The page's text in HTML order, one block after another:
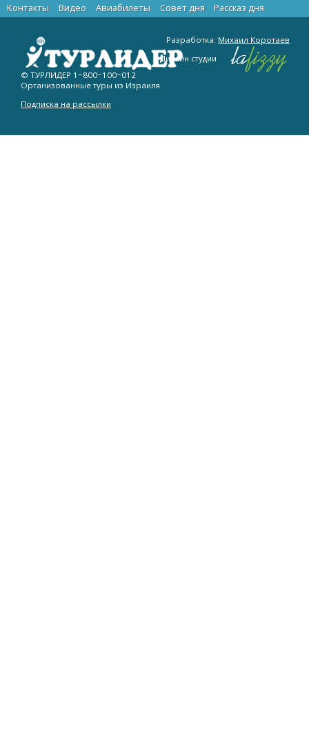
Контакты
Видео Авиабилеты Cовет дня Рассказ дня
© ТУРЛИДЕР 1−800−100−012
Организованные туры из Израиля
Подписка на рассылки
Разработка: Михаил Коротаев
Дизайн студии